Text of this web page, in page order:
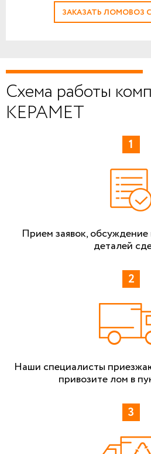
ЗАКАЗАТЬ ЛОМОВОЗ
Схема работы
КЕРАМЕТ
Прием заявок, обсуждение
деталей
Наши специалисты
привозите лом в